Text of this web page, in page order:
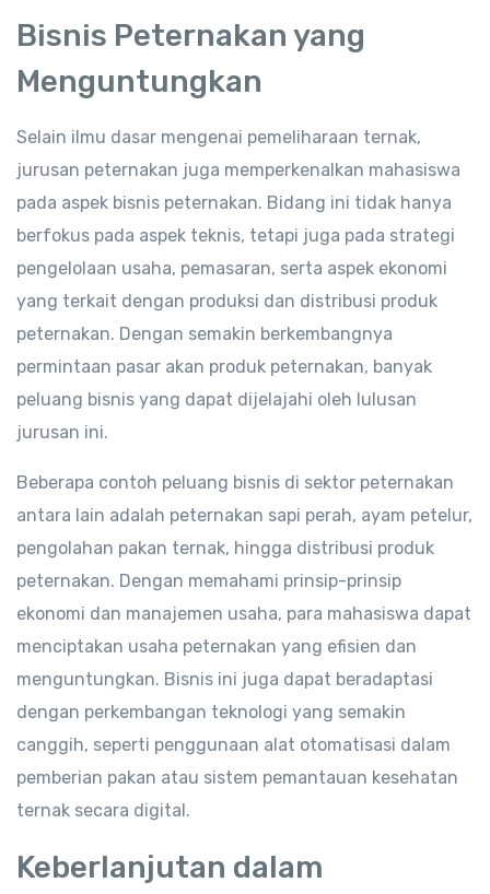
Bisnis Peternakan yang
Menguntungkan
Selain ilmu dasar mengenai pemeliharaan ternak,
jurusan peternakan juga memperkenalkan mahasiswa
pada aspek bisnis peternakan. Bidang ini tidak hanya
berfokus pada aspek teknis, tetapi juga pada strategi
pengelolaan usaha, pemasaran, serta aspek ekonomi
yang terkait dengan produksi dan distribusi produk
peternakan. Dengan semakin berkembangnya
permintaan pasar akan produk peternakan, banyak
peluang bisnis yang dapat dijelajahi oleh lulusan
jurusan ini.
Beberapa contoh peluang bisnis di sektor peternakan
antara lain adalah peternakan sapi perah, ayam petelur,
pengolahan pakan ternak, hingga distribusi produk
peternakan. Dengan memahami prinsip-prinsip
ekonomi dan manajemen usaha, para mahasiswa dapat
menciptakan usaha peternakan yang efisien dan
menguntungkan. Bisnis ini juga dapat beradaptasi
dengan perkembangan teknologi yang semakin
canggih, seperti penggunaan alat otomatisasi dalam
pemberian pakan atau sistem pemantauan kesehatan
ternak secara digital.
Keberlanjutan dalam